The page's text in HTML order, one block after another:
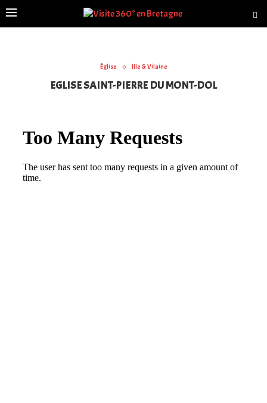
Église Ille & Vilaine
EGLISE SAINT-PIERRE DU MONT-DOL